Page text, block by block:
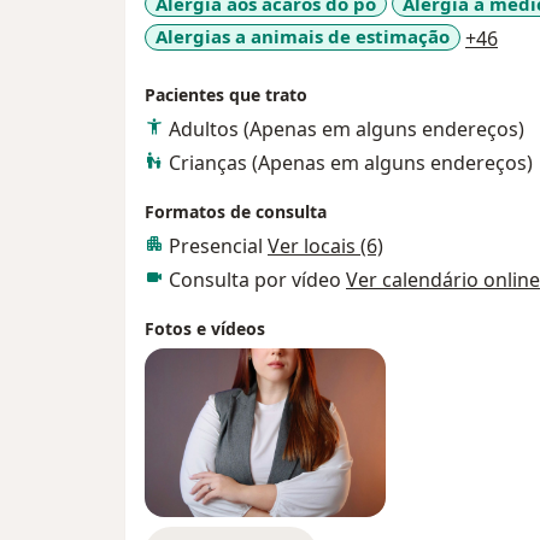
Acredito que um bom atendimento vai
para tirar dúvidas e participe ativamente
Busco manter minha atuação sempre
pessoa merece.
Alergias a animais de estimação
+46
Pacientes que trato
Adultos (Apenas em alguns endereços)
Crianças (Apenas em alguns endereços)
Formatos de consulta
Presencial Ver locais (6)
Consulta por vídeo Ver calendário online
Fotos e vídeos